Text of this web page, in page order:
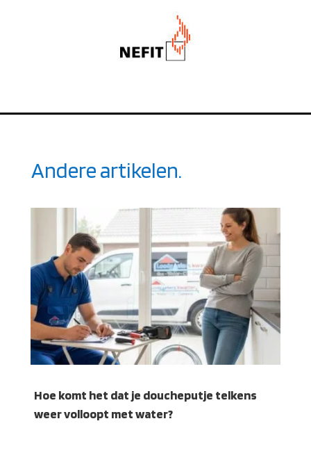
Andere artikelen.
Hoe komt het dat je doucheputje telkens
weer volloopt met water?